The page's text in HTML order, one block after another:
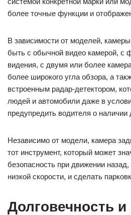
более точные функции и
В зависимости от моделей, камеры
быть с обычной видео камерой, с
видения, с двумя или более
более широкого угла обзора, а
встроенным радар-детектором,
людей и автомобили даже в
предупредить водителя о наличии
Независимо от модели, камера
тот инструмент, который может
безопасность при движении
низкой скорости, и сделать
Долговечность и